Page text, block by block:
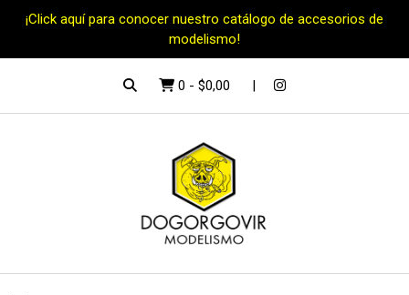
¡Click aquí para conocer nuestro catálogo de accesorios de
modelismo!
0 - $0,00